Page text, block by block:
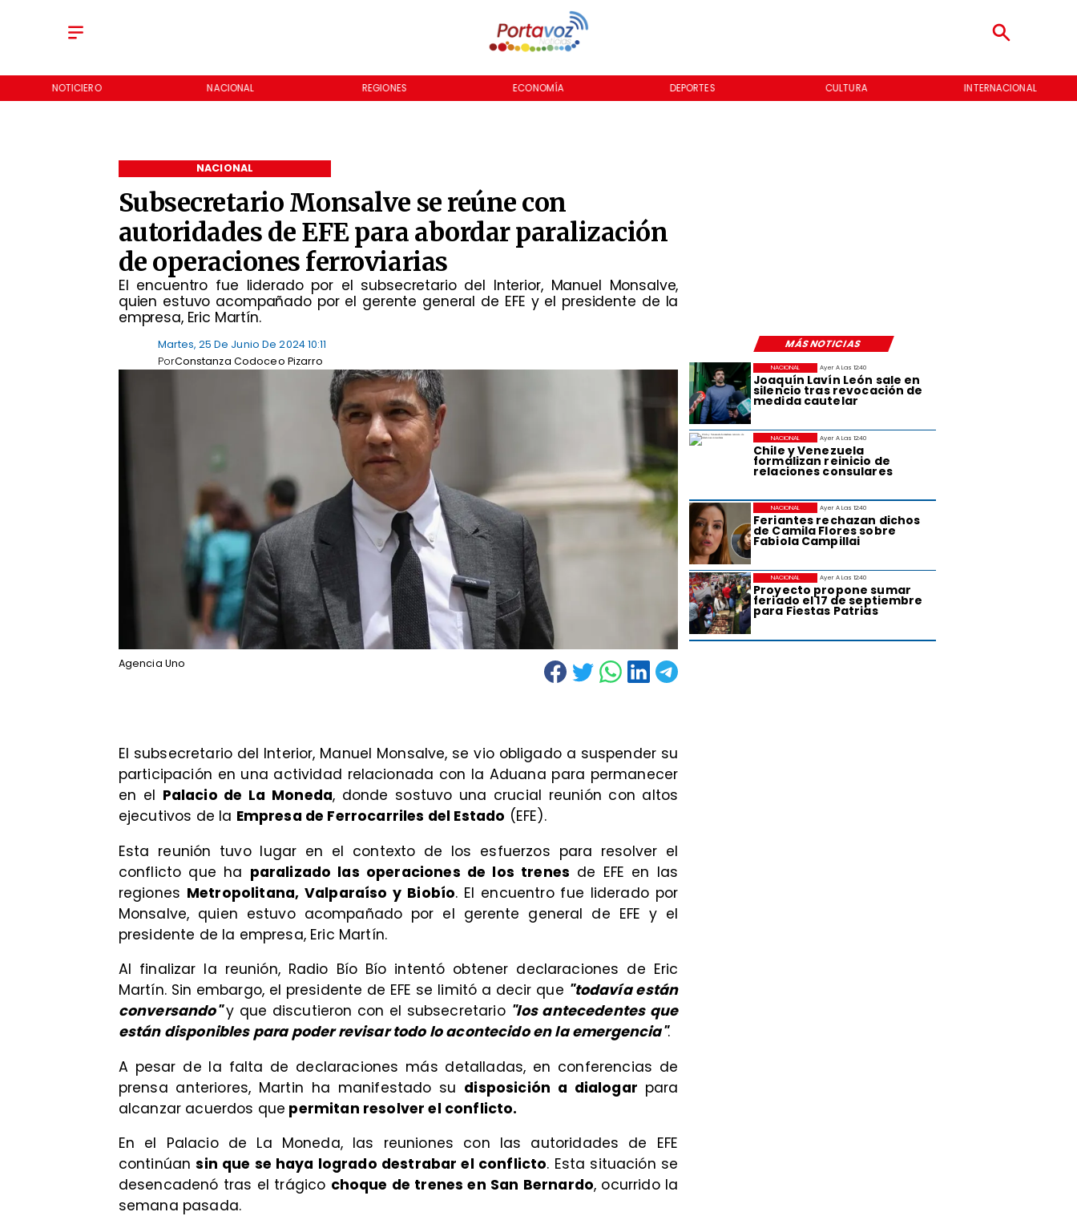
NOTICIERO NACIONAL REGIONES ECONOMÍA DEPORTES CULTURA INTERNACIONAL
Subsecretario Monsalve se reúne con
autoridades de EFE para abordar paralización
de operaciones ferroviarias
El encuentro fue liderado por el subsecretario del Interior, Manuel Monsalve,
quien estuvo acompañado por el gerente general de EFE y el presidente de la
empresa, Eric Martín.
NACIONAL
MÁS NOTICIAS
Martes, 25 De Junio De 2024 10:11
Constanza Codoceo Pizarro
Por
Agencia Uno
Ayer A Las 12:40
Joaquín Lavín León sale en
silencio tras revocación de
medida cautelar
NACIONAL
Ayer A Las 12:40
Chile y Venezuela
formalizan reinicio de
relaciones consulares
NACIONAL
Ayer A Las 12:40
Feriantes rechazan dichos
de Camila Flores sobre
Fabiola Campillai
NACIONAL
Ayer A Las 12:40
Proyecto propone sumar
feriado el 17 de septiembre
para Fiestas Patrias
NACIONAL
El subsecretario del Interior, Manuel Monsalve, se vio obligado a suspender su
participación en una actividad relacionada con la Aduana para permanecer
en el Palacio de La Moneda, donde sostuvo una crucial reunión con altos
ejecutivos de la Empresa de Ferrocarriles del Estado (EFE).
Esta reunión tuvo lugar en el contexto de los esfuerzos para resolver el
conflicto que ha paralizado las operaciones de los trenes de EFE en las
regiones Metropolitana, Valparaíso y Biobío. El encuentro fue liderado por
Monsalve, quien estuvo acompañado por el gerente general de EFE y el
presidente de la empresa, Eric Martín.
Al finalizar la reunión, Radio Bío Bío intentó obtener declaraciones de Eric
Martín. Sin embargo, el presidente de EFE se limitó a decir que "todavía están
conversando"y que discutieron con el subsecretario "los antecedentes que
están disponibles para poder revisar todo lo acontecido en la emergencia".
A pesar de la falta de declaraciones más detalladas, en conferencias de
prensa anteriores, Martin ha manifestado su disposición a dialogar para
alcanzar acuerdos que permitan resolver el conflicto.
En el Palacio de La Moneda, las reuniones con las autoridades de EFE
continúansin que se haya logrado destrabar el conflicto. Esta situación se
desencadenó tras el trágico choque de trenes en San Bernardo, ocurrido la
semana pasada.